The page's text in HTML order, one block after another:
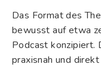
Das Format des
bewusst auf etwa
Podcast konzipiert.
praxisnah und